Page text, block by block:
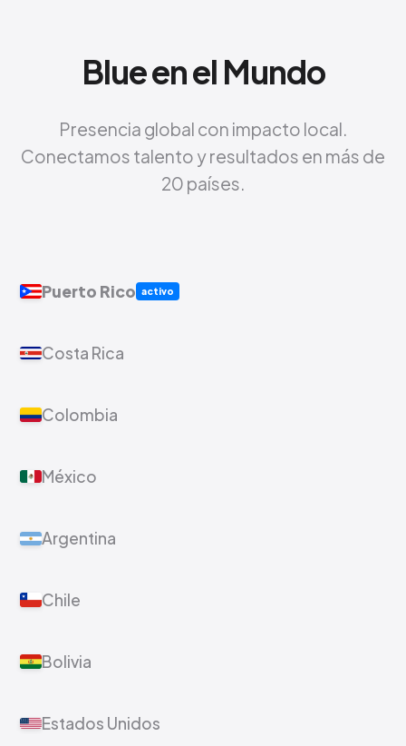
Blue en el Mundo
Presencia global con impacto local.
Conectamos talento y resultados en más de
20 países.
Puerto Rico activo
Costa Rica
Colombia
México
Argentina
Chile
Bolivia
Estados Unidos